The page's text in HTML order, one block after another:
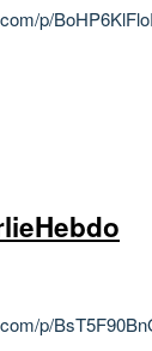
p/
p/